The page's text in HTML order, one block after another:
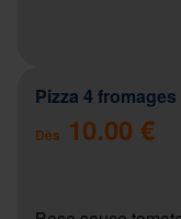
Pizza 4 fromages
Dès 10.00 €